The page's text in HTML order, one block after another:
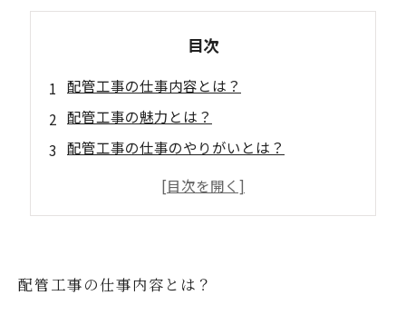
目次
配管工事の仕事内容とは？
配管工事の魅力とは？
配管工事の仕事のやりがいとは？
配管工事を目指すために必要なスキルとは？
配管工事の仕事内容とは？